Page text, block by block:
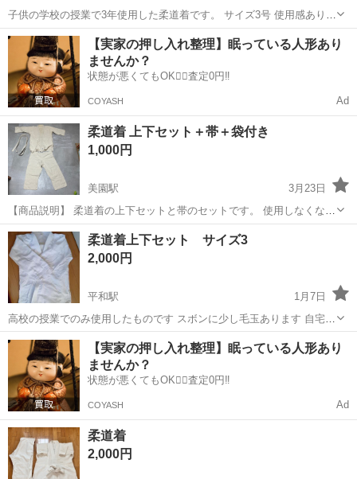
子供の学校の授業で3年使用した柔道着です。 サイズ3号 使用感ありま
すが漂白洗濯済みです。 タグに名前が書いてあります ご自分で除光液
などで消してご使用していただける方、ご理解いただけるかたご検討
ください。
北海道 札幌市 武道、格闘技
【実家の押し入れ整理】眠っている人形あり
ませんか？
状態が悪くてもOK🙆‍♀️査定0円‼️
COYASH Ad
柔道着 上下セット＋帯＋袋付き
1,000円
美園駅
3月23日
【商品説明】 柔道着の上下セットと帯のセットです。 使用しなくなっ
たため出品します。 ・上下セット＋帯付き、収納する袋も付けます。
・練習用におすすめです ・これから始める方や予備用にも◎ サイズ：
160cm〜170cm...
北海道 札幌市 美園駅 武道、格闘技 予備
柔道着上下セット サイズ3
2,000円
平和駅
1月7日
高校の授業でのみ使用したものです スボンに少し毛玉あります 自宅近
くまで取りに来て頂ける方お願い致します
北海道 札幌市 平和駅 武道、格闘技
【実家の押し入れ整理】眠っている人形あり
ませんか？
状態が悪くてもOK🙆‍♀️査定0円‼️
COYASH Ad
柔道着
2,000円